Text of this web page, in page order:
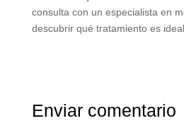
consulta con un especialista en
descubrir qué tratamiento es
Enviar comentario